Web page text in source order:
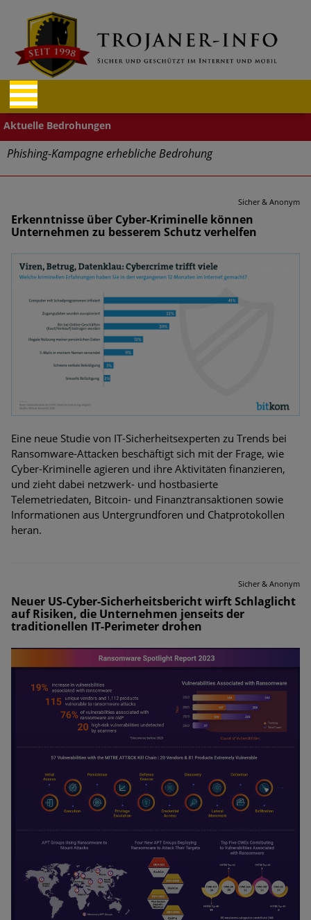
Phishing-Kampagne erhebliche Bedrohung
Welle an Social-Engineering-Betrugsmaschen und
Identitätsdiebstahl
unübersichtlichere Cyber-Bedrohungslage – was CISOs jetzt
für mehr Cyber-Resilienz tun können
Digitale Assets aller Arten im Fokus der aktuellen Cyber-
Bedrohungen
Ungebremster Aufstieg: Mega-Ransomware. Deutsche
Unternehmen dürfen Bedrohungspotential nicht
unterschätzen
Weiterentwicklung der HTTP-basierten Cyberangriffe lässt
Experten vor Tsunami bei Web-DDoS-Angriffen warnen
Phishing-Trend: Führungskräfte im Visier. Was hilft gegen
Harpoon Whaling?
Aktuelle Phishing-Kampagnen mit großen Markennamen –
Amazon hat nun reagiert
Cyber Experience Center in Augsburg
Sicher & Anonym
Erkenntnisse über Cyber-Kriminelle können
Unternehmen zu besserem Schutz verhelfen
Eine neue Studie von IT-Sicherheitsexperten zu Trends bei
Ransomware-Attacken beschäftigt sich mit der Frage, wie
Cyber-Kriminelle agieren und ihre Aktivitäten finanzieren,
und zieht dabei netzwerk- und hostbasierte
Telemetriedaten, Bitcoin- und Finanztransaktionen sowie
Informationen aus Untergrundforen und Chatprotokollen
heran.
Sicher & Anonym
Neuer US-Cyber-Sicherheitsbericht wirft Schlaglicht
auf Risiken, die Unternehmen jenseits der
traditionellen IT-Perimeter drohen